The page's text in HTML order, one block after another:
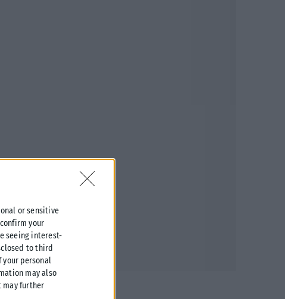
or sensitive
your
seeing interest-
to third
your personal
may also
may further